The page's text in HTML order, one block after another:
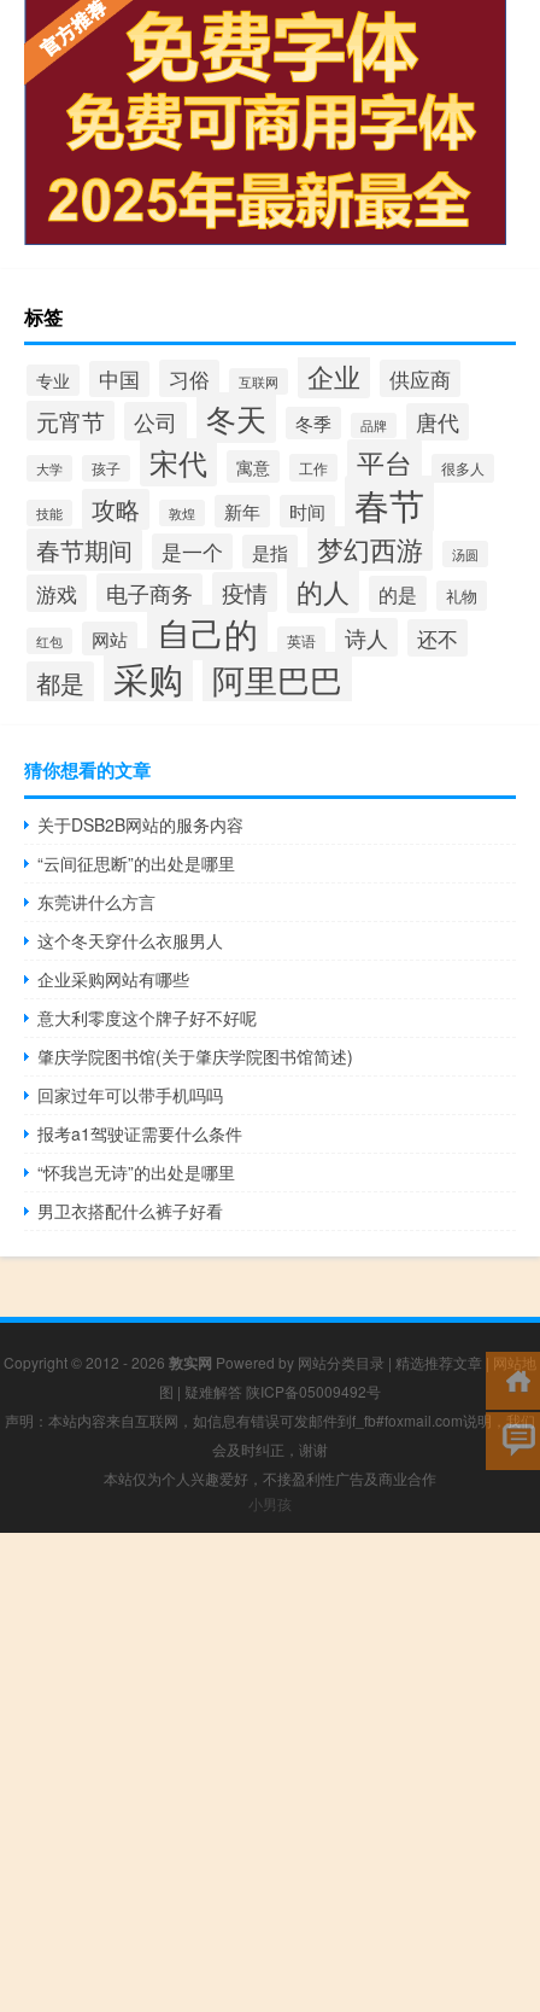
标签
专业 中国 习俗 互联网 企业 供应商
元宵节 公司 冬天 冬季 品牌 唐代
大学 孩子 宋代 寓意 工作 平台 很多人
技能 攻略 敦煌 新年 时间 春节
春节期间 是一个 是指 梦幻西游 汤圆
游戏 电子商务 疫情 的人 的是 礼物
红包 网站 自己的 英语 诗人 还不
都是 采购 阿里巴巴
猜你想看的文章
关于DSB2B网站的服务内容
“云间征思断”的出处是哪里
东莞讲什么方言
这个冬天穿什么衣服男人
企业采购网站有哪些
意大利零度这个牌子好不好呢
肇庆学院图书馆(关于肇庆学院图书馆简述)
回家过年可以带手机吗吗
报考a1驾驶证需要什么条件
“怀我岂无诗”的出处是哪里
男卫衣搭配什么裤子好看
Copyright © 2012 - 2026 敦实网 Powered by 网站分类目录 | 精选推荐文章 | 网站地
图 | 疑难解答 陕ICP备05009492号
声明：本站内容来自互联网，如信息有错误可发邮件到f_fb#foxmail.com说明，我们
会及时纠正，谢谢
本站仅为个人兴趣爱好，不接盈利性广告及商业合作
小男孩